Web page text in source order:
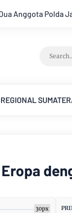
dengan Janji
REGIONAL
30px